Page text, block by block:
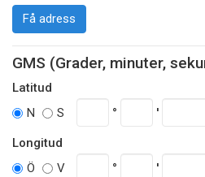
Få adress
GMS (Grader, minuter,
Latitud
N
S ° '
Longitud
Ö
V ° '